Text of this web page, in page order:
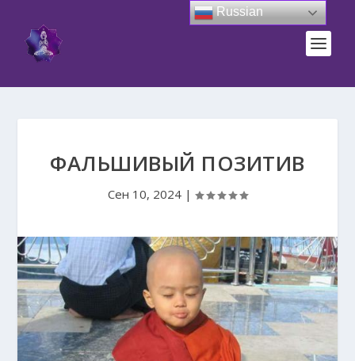
ФАЛЬШИВЫЙ ПОЗИТИВ
Сен 10, 2024 |
Russian